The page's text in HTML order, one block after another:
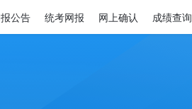
公告 统考网报 网上确认 成绩查询